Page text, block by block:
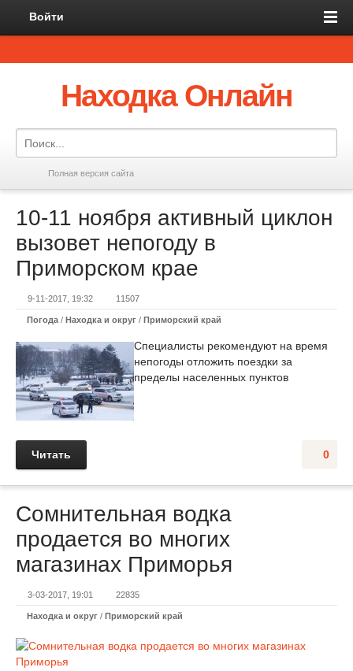
Войти
Находка Онлайн
Полная версия сайта
10-11 ноября активный циклон
вызовет непогоду в
Приморском крае
9-11-2017, 19:32 11507
Погода / Находка и округ / Приморский край
Специалисты рекомендуют на время
непогоды отложить поездки за
пределы населенных пунктов
0
Читать
Сомнительная водка
продается во многих
магазинах Приморья
3-03-2017, 19:01 22835
Находка и округ / Приморский край